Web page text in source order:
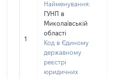
1
Найменування:
ГУНП в
Миколаївській
області
Код в Єдиному
державному
реєстрі
юридичних